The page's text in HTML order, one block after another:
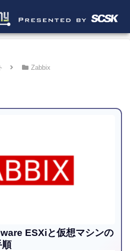
Zabbix
ESXiと仮想マシンの
順